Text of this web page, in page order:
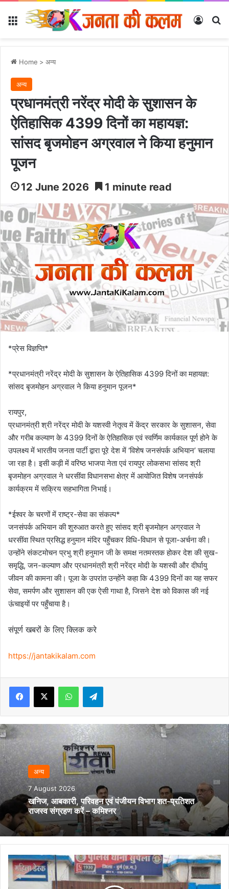
Menu Log In
Home > अन्‍य
अन्‍य
प्रधानमंत्री नरेंद्र मोदी के सुशासन के
ऐतिहासिक 4399 दिनों का महायज्ञ:
सांसद बृजमोहन अग्रवाल ने किया हनुमान
पूजन
12 June 2026 1 minute read
*प्रेस विज्ञप्ति*
*प्रधानमंत्री नरेंद्र मोदी के सुशासन के ऐतिहासिक 4399 दिनों का महायज्ञ:
सांसद बृजमोहन अग्रवाल ने किया हनुमान पूजन*
रायपुर,
प्रधानमंत्री श्री नरेंद्र मोदी के यशस्वी नेतृत्व में केंद्र सरकार के सुशासन, सेवा
और गरीब कल्याण के 4399 दिनों के ऐतिहासिक एवं स्वर्णिम कार्यकाल पूर्ण होने के
उपलक्ष्य में भारतीय जनता पार्टी द्वारा पूरे देश में ‘विशेष जनसंपर्क अभियान’ चलाया
जा रहा है। इसी कड़ी में वरिष्ठ भाजपा नेता एवं रायपुर लोकसभा सांसद श्री
बृजमोहन अग्रवाल ने धरसींवा विधानसभा क्षेत्र में आयोजित विशेष जनसंपर्क
कार्यक्रम में सक्रिय सहभागिता निभाई।
*ईश्वर के चरणों में राष्ट्र-सेवा का संकल्प*
जनसंपर्क अभियान की शुरुआत करते हुए सांसद श्री बृजमोहन अग्रवाल ने
धरसींवा स्थित प्रसिद्ध हनुमान मंदिर पहुँचकर विधि-विधान से पूजा-अर्चना की।
उन्होंने संकटमोचन प्रभु श्री हनुमान जी के समक्ष नतमस्तक होकर देश की सुख-
समृद्धि, जन-कल्याण और प्रधानमंत्री श्री नरेंद्र मोदी के यशस्वी और दीर्घायु
जीवन की कामना की। पूजा के उपरांत उन्होंने कहा कि 4399 दिनों का यह सफर
सेवा, समर्पण और सुशासन की एक ऐसी गाथा है, जिसने देश को विकास की नई
ऊंचाइयों पर पहुँचाया है।
संपूर्ण खबरों के लिए क्लिक करे
https://jantakikalam.com
Facebook
X WhatsAppTelegram
अन्‍य
7 August 2026
खनिज, आबकारी, परिवहन एवं पंजीयन विभाग शत-प्रतिशत
राजस्व संग्रहण करें – कमिश्नर
नेहरू
नगर
के